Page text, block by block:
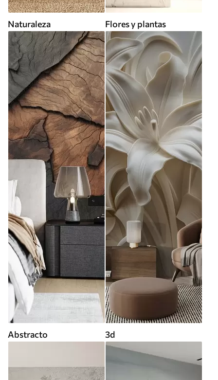
Naturaleza Flores y plantas
Abstracto 3d